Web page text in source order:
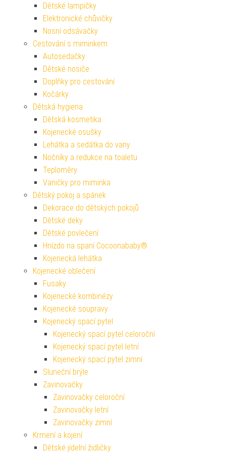
Dětské lampičky
Elektronické chůvičky
Nosní odsávačky
Cestování s miminkem
Autosedačky
Dětské nosiče
Doplňky pro cestování
Kočárky
Dětská hygiena
Dětská kosmetika
Kojenecké osušky
Lehátka a sedátka do vany
Nočníky a redukce na toaletu
Teploměry
Vaničky pro miminka
Dětský pokoj a spánek
Dekorace do dětských pokojů
Dětské deky
Dětské povlečení
Hnízdo na spaní Cocoonababy®
Kojenecká lehátka
Kojenecké oblečení
Fusaky
Kojenecké kombinézy
Kojenecké soupravy
Kojenecký spací pytel
Kojenecký spací pytel celoroční
Kojenecký spací pytel letní
Kojenecký spací pytel zimní
Sluneční brýle
Zavinovačky
Zavinovačky celoroční
Zavinovačky letní
Zavinovačky zimní
Krmení a kojení
Dětské jídelní židličky